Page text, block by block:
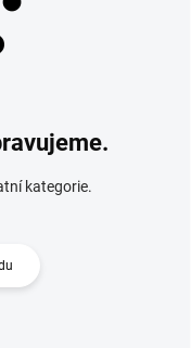
kategorie.